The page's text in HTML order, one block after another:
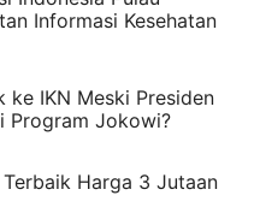
Informasi Kesehatan
ke IKN Meski Presiden
Program Jokowi?
Harga 3 Jutaan